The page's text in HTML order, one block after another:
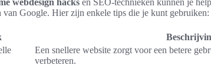
webdesign hacks en SEO-technieken kunnen je
van Google. Hier zijn enkele tips die je kunt gebruiken:
Een snellere website zorgt voor een betere
verbeteren.